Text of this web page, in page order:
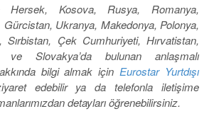
Hersek, Kosova, Rusya, Romanya,
Ukranya, Makedonya, Polonya,
Çek Cumhuriyeti, Hırvatistan,
ve Slovakya’da bulunan anlaşmalı
bilgi almak için Eurostar Yurtdışı
edebilir ya da telefonla iletişime
detayları öğrenebilirsiniz.